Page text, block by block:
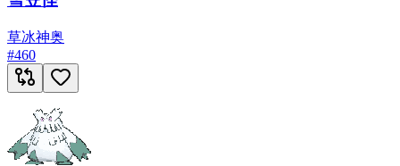
草冰神奥
#460